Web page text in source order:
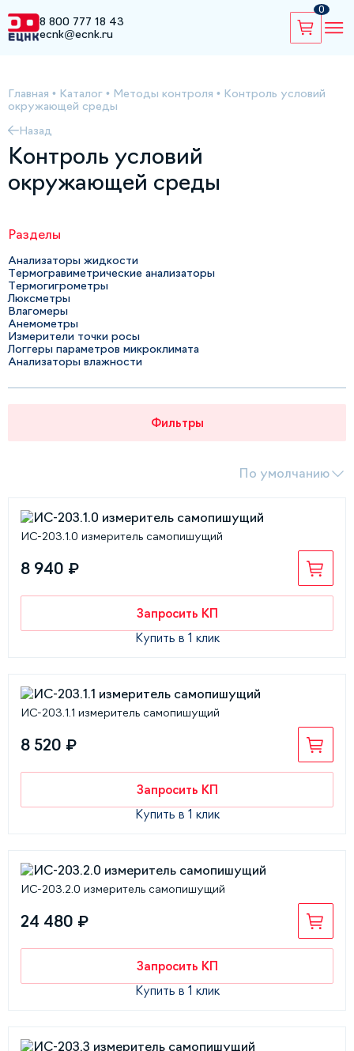
8 800 777 18 43
ecnk@ecnk.ru
0
Главная • Каталог • Методы контроля • Контроль условий
окружающей среды
Назад
Контроль условий
окружающей среды
Разделы
Анализаторы жидкости
Термогравиметрические анализаторы
Термогигрометры
Люксметры
Влагомеры
Анемометры
Измерители точки росы
Логгеры параметров микроклимата
Анализаторы влажности
Фильтры
По умолчанию
ИС-203.1.0 измеритель самопишущий
8 940 ₽
Запросить КП
Купить в 1 клик
ИС-203.1.1 измеритель самопишущий
8 520 ₽
Запросить КП
Купить в 1 клик
ИС-203.2.0 измеритель самопишущий
24 480 ₽
Запросить КП
Купить в 1 клик